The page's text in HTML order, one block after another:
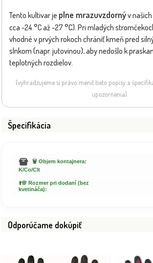
Tento kultivar je plne mrazuvzdornýv
cca -24 °C až -27 °C). Pri mladých
vhodné v prvých rokoch chrániť kmeň pred
slnkom (napr. jutovinou), aby nedošlo k
teplotných rozdielov.
(vyhradzujeme si právo meniť tieto popisy a
upozornenia)
Špecifikácia
🗑️ Objem kontajnera:
K/Co/Clt
⬆️🌸 Rozmer pri dodaní (bez
kvetináča):
Odporúčame dokúpiť